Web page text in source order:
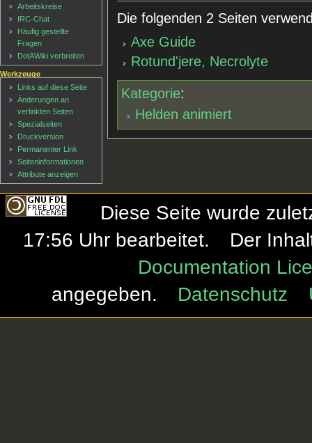
Die folgenden 2 Seiten
Axe Guide
Rotund'jere, Necrolyte
Kategorie:
Helden animiert
Arbeitskreise
IRC-Chat
Häufig gestellte
Fragen
DotAWiki verbreiten
Werkzeuge
Links auf diese Seite
Änderungen an
verlinkten Seiten
Spezialseiten
Druckversion
Permanenter Link
Seiten­informationen
Attribute anzeigen
Diese Seite wurde
17:56 Uhr bearbeitet.
Der
Documentation
angegeben.
Datenschutz